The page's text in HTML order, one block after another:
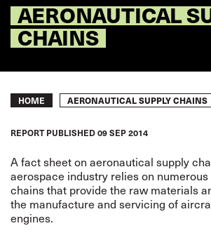
AERONAUTICAL
CHAINS
Breadcrumb
HOME AERONAUTICAL SUPPLY CHAINS
REPORT PUBLISHED09 SEP 2014
A fact sheet on aeronautical supply
aerospace industry relies on
chains that provide the raw materials
the manufacture and servicing of
engines.